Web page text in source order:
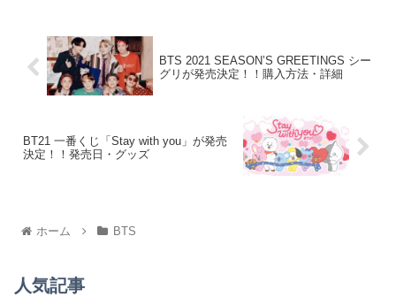
BTS 2021 SEASON’S GREETINGS シー
グリが発売決定！！購入方法・詳細
BT21 一番くじ「Stay with you」が発売
決定！！発売日・グッズ
ホーム BTS
人気記事